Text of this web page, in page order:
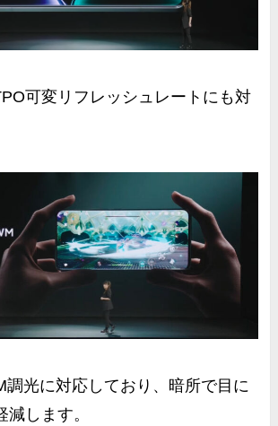
可変リフレッシュレート にも対
調光に対応しており、暗所で目に
します。